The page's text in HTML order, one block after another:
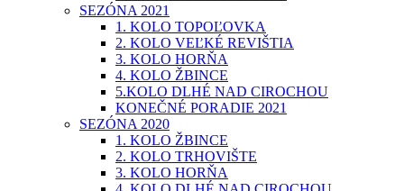
SEZÓNA 2021
1. KOLO TOPOĽOVKA
2. KOLO VEĽKÉ REVIŠTIA
3. KOLO HORŇA
4. KOLO ŽBINCE
5.KOLO DLHÉ NAD CIROCHOU
KONEČNÉ PORADIE 2021
SEZÓNA 2020
1. KOLO ŽBINCE
2. KOLO TRHOVIŠTE
3. KOLO HORŇA